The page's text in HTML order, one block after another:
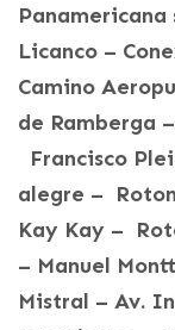
Panamericana
Licanco –
Camino
de Ramberga
Francisco
alegre –
Kay Kay –
– Manuel
Mistral – Av.